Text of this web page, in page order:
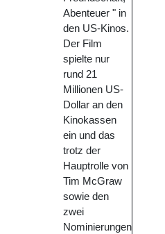
Abenteuer " in
den US-Kinos.
Der Film
spielte nur
rund 21
Millionen US-
Dollar an den
Kinokassen
ein und das
trotz der
Hauptrolle von
Tim McGraw
sowie den
zwei
Nominierungen